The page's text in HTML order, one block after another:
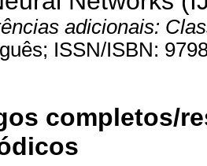
adicionais:
ISSN/ISBN:
completos/